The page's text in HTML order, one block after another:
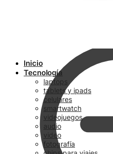
Inicio
Tecnología
laptops
tablets y ipads
celulares
smartwatch
videojuegos
audio
video
fotografía